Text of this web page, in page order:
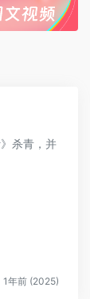
杀青，并
1年前 (2025)